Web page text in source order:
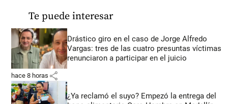
Te puede interesar
Drástico giro en el caso de Jorge Alfredo
Vargas: tres de las cuatro presuntas víctimas
renunciaron a participar en el juicio
hace 8 horas share
¿Ya reclamó el suyo? Empezó la entrega del